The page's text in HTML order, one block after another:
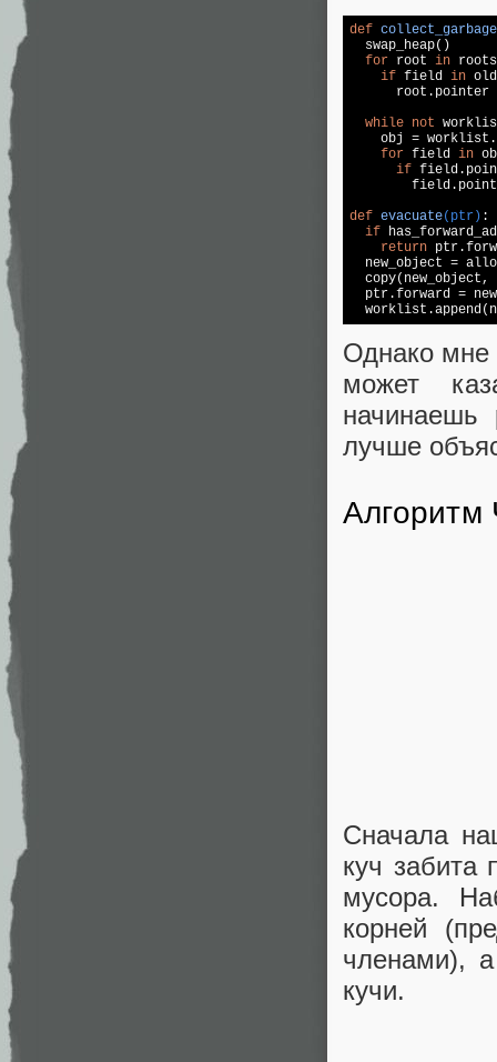
def collect_garbage
swap_heap()
for root in
if field in
root.pointer
while not
obj =
for field in
if
def evacuate(ptr) :
if
return
new_object =
copy(new_object,
ptr.forward =
Однако мне
может
начинаешь
лучше
Алгоритм
Сначала
куч забита
мусора.
корней
членами),
кучи.